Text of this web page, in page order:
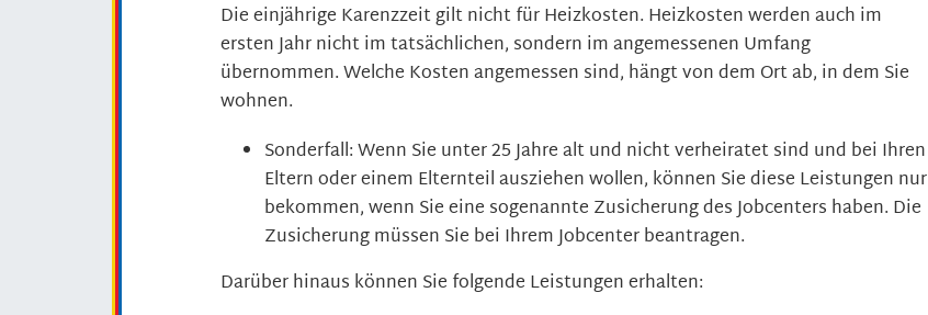
Die einjährige Karenzzeit gilt nicht für Heizkosten. Heizkosten werden auch im
ersten Jahr nicht im tatsächlichen, sondern im angemessenen Umfang
übernommen. Welche Kosten angemessen sind, hängt von dem Ort ab, in dem Sie
wohnen.
Sonderfall: Wenn Sie unter 25 Jahre alt und nicht verheiratet sind und bei Ihren
Eltern oder einem Elternteil ausziehen wollen, können Sie diese Leistungen nur
bekommen, wenn Sie eine sogenannte Zusicherung des Jobcenters haben. Die
Zusicherung müssen Sie bei Ihrem Jobcenter beantragen.
Darüber hinaus können Sie folgende Leistungen erhalten: